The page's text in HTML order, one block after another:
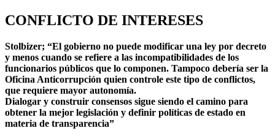
CONFLICTO DE INTERESES
Stolbizer; “El gobierno no puede modificar una ley por decreto
y menos cuando se refiere a las incompatibilidades de los
funcionarios públicos que lo componen. Tampoco debería ser la
Oficina Anticorrupción quien controle este tipo de conflictos,
que requiere mayor autonomía.
Dialogar y construir consensos sigue siendo el camino para
obtener la mejor legislación y definir políticas de estado en
materia de transparencia”